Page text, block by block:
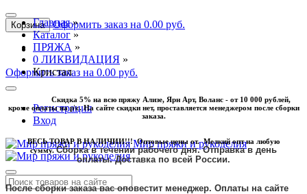
Корзина Оформить заказ на 0.00 руб.
Оформить заказ на 0.00 руб.
Регистрация
Вход
Мир пряжи и рукоделия
Главная »
Каталог »
ПРЯЖА »
0 ЛИКВИДАЦИЯ »
Кристал
Скидка 5% на всю пряжу Ализе, Ярн Арт, Воланс - от 10 000 рублей,
кроме оплаты на р\с. На сайте скидки нет, проставляется менеджером после сборки
заказа.
ВЕСЬ ТОВАР В НАЛИЧИИ!!! Оптовые цены от. Мелкий опт на любую
сумму.Сборка в течении рабочего дня. Отправка в день
оплаты.Доставка по всей России.
После сборки заказа вас оповестит менеджер. Оплаты на сайте